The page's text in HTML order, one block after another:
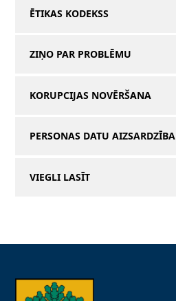
ĒTIKAS KODEKSS
ZIŅO PAR PROBLĒMU
KORUPCIJAS NOVĒRŠANA
PERSONAS DATU AIZSARDZĪBA
VIEGLI LASĪT